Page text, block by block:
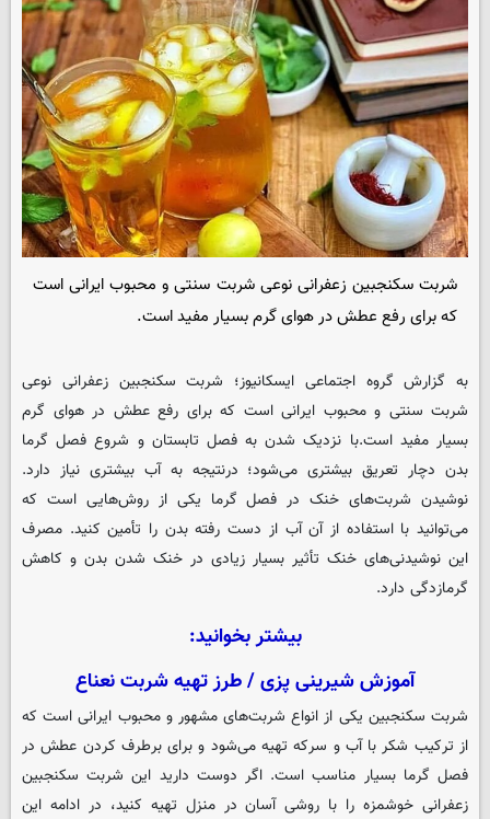
شربت سکنجبین زعفرانی نوعی شربت سنتی و محبوب ایرانی است
که برای رفع عطش در هوای گرم بسیار مفید است.
به گزارش گروه اجتماعی ایسکانیوز؛ شربت سکنجبین زعفرانی نوعی
شربت سنتی و محبوب ایرانی است که برای رفع عطش در هوای گرم
بسیار مفید است.با نزدیک شدن به فصل تابستان و شروع فصل گرما
بدن دچار تعریق بیشتری می‌شود؛ درنتیجه به آب بیشتری نیاز دارد.
نوشیدن شربت‌های خنک در فصل گرما یکی از روش‌هایی است که
می‌توانید با استفاده از آن آب از دست رفته بدن را تأمین کنید. مصرف
این نوشیدنی‌های خنک تأثیر بسیار زیادی در خنک شدن بدن و کاهش
گرمازدگی دارد.
بیشتر بخوانید:
آموزش شیرینی پزی / طرز تهیه شربت نعناع
شربت سکنجبین یکی از انواع شربت‌های مشهور و محبوب ایرانی است که
از ترکیب شکر با آب و سرکه تهیه می‌شود و برای برطرف کردن عطش در
فصل گرما بسیار مناسب است. اگر دوست دارید این شربت سکنجبین
زعفرانی خوشمزه را با روشی آسان در منزل تهیه کنید، در ادامه این